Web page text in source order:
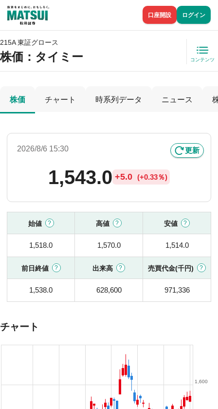
口座開設 ログイン
215A 東証グロース
株価 ：タイミー コンテンツ
株価 チャート 時系列データ ニュース
2026/8/6 15:30 更新
1,543.0 +5.0 (+0.33％)
始値 高値 安値
1,518.0 1,570.0 1,514.0
前日終値 出来高 売買代金(千円)
1,538.0 628,600 971,336
チャート
1,600